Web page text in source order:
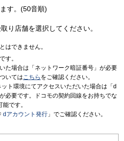
す。(50音順)
り店舗を選択してください。
はできません。
す。
た場合は「ネットワーク暗証番号」が必要
いてはこちら をご確認ください。
ト環境にてアクセスいただいた場合は「d
必要です。ドコモの契約回線をお持ちでな
です。
dアカウント発行 」でご確認ください。